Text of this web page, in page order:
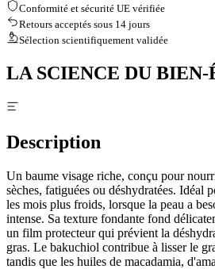
Conformité et sécurité UE vérifiée
Retours acceptés sous 14 jours
Sélection scientifiquement validée
LA SCIENCE DU BIEN-
Description
Un baume visage riche, conçu pour
sèches, fatiguées ou déshydratées. Idéal
les mois plus froids, lorsque la peau a
intense. Sa texture fondante fond
un film protecteur qui prévient la
gras. Le bakuchiol contribue à lisser le
tandis que les huiles de macadamia,